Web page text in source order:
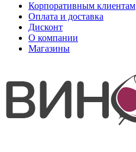
Корпоративным клиентам
Оплата и доставка
Дисконт
О компании
Магазины